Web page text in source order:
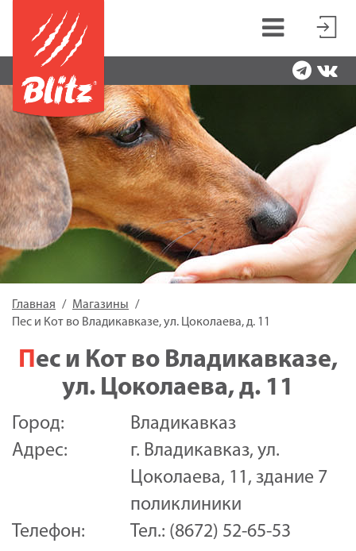
Главная
Магазины
Пес и Кот во Владикавказе, ул. Цоколаева, д. 11
Пес и Кот во Владикавказе,
ул. Цоколаева, д. 11
Город:
Владикавказ
Адрес:
г. Владикавказ, ул.
Цоколаева, 11, здание 7
поликлиники
Телефон:
Тел.: (8672) 52-65-53